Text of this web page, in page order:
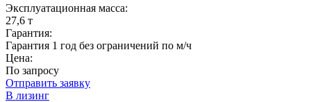
Эксплуатационная масса:
27,6 т
Гарантия:
Гарантия 1 год без ограничений по м/ч
Цена:
По запросу
Отправить заявку
В лизинг